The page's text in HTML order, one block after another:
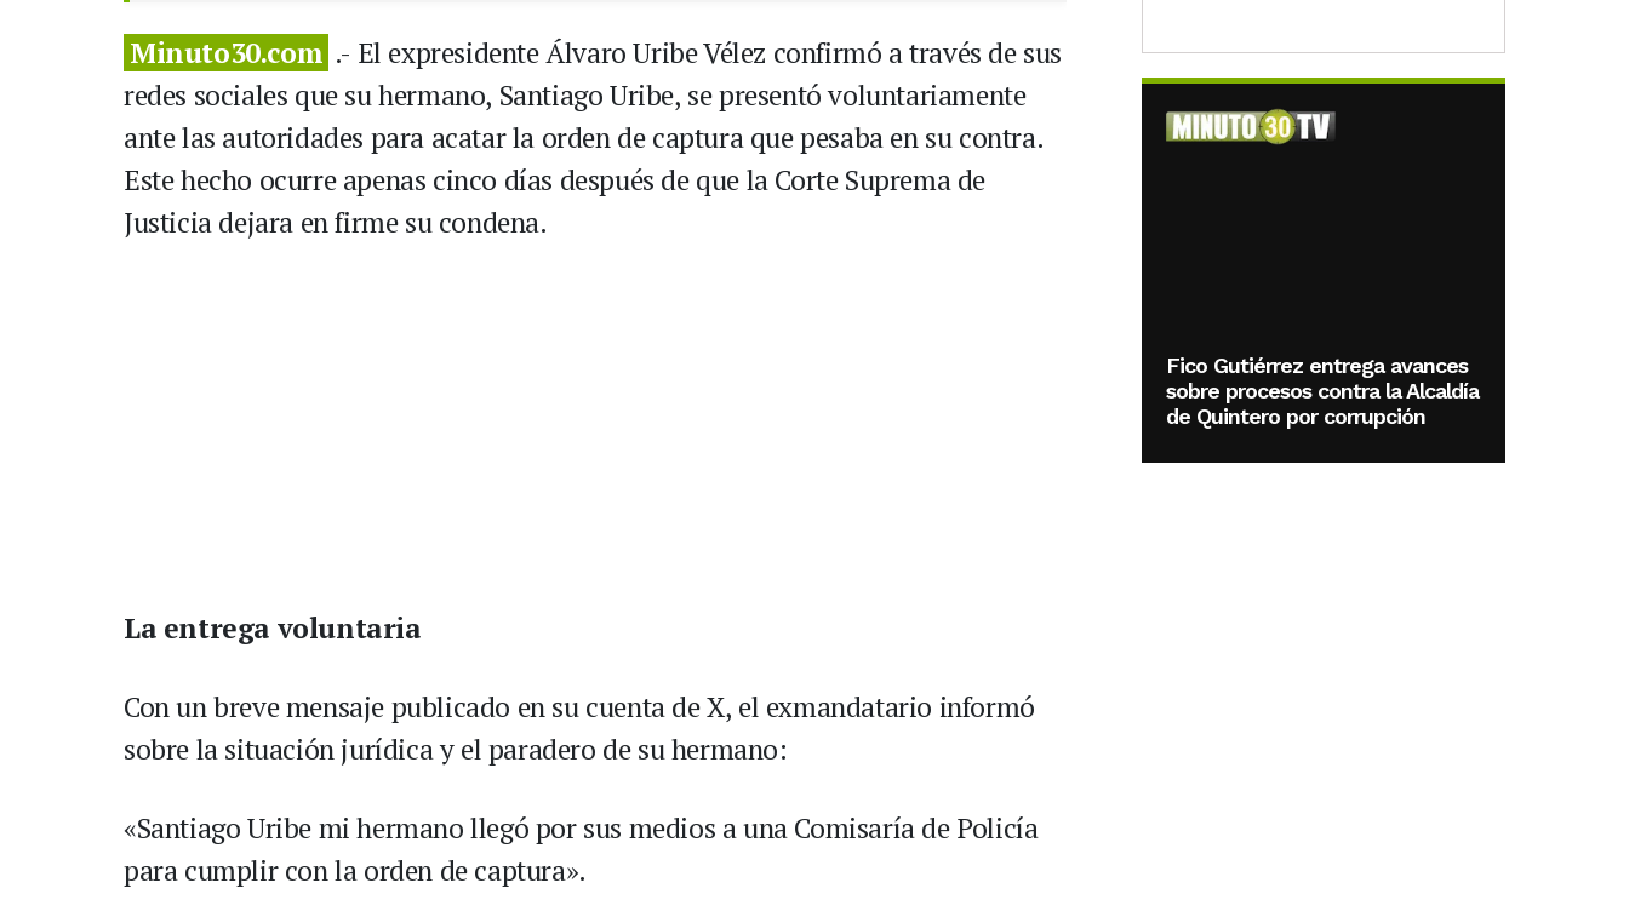
Minuto30.com .- El expresidente Álvaro Uribe Vélez confirmó a través de sus
redes sociales que su hermano, Santiago Uribe, se presentó voluntariamente
ante las autoridades para acatar la orden de captura que pesaba en su contra.
Este hecho ocurre apenas cinco días después de que la Corte Suprema de
Justicia dejara en firme su condena.
La entrega voluntaria
Con un breve mensaje publicado en su cuenta de X, el exmandatario informó
sobre la situación jurídica y el paradero de su hermano:
«Santiago Uribe mi hermano llegó por sus medios a una Comisaría de Policía
para cumplir con la orden de captura».
Fico Gutiérrez entrega avances
sobre procesos contra la Alcaldía
de Quintero por corrupción